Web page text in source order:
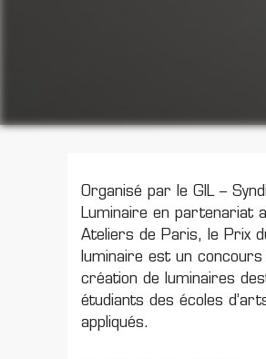
Organisé par le GIL –
Luminaire en partenariat
Ateliers de Paris, le Prix
luminaire est un concours
création de luminaires
étudiants des écoles
appliqués.